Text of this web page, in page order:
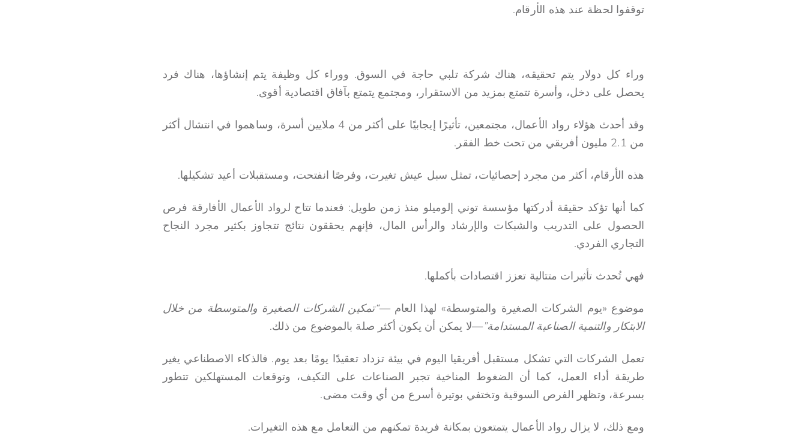
توقفوا لحظة عند هذه الأرقام.
وراء كل دولار يتم تحقيقه، هناك شركة تلبي حاجة في السوق. ووراء كل وظيفة يتم إنشاؤها، هناك فرد
يحصل على دخل، وأسرة تتمتع بمزيد من الاستقرار، ومجتمع يتمتع بآفاق اقتصادية أقوى.
وقد أحدث هؤلاء رواد الأعمال، مجتمعين، تأثيرًا إيجابيًا على أكثر من 4 ملايين أسرة، وساهموا في انتشال أكثر
من 2.1 مليون أفريقي من تحت خط الفقر.
هذه الأرقام، أكثر من مجرد إحصائيات، تمثل سبل عيش تغيرت، وفرصًا انفتحت، ومستقبلات أعيد تشكيلها.
كما أنها تؤكد حقيقة أدركتها مؤسسة توني إلوميلو منذ زمن طويل: فعندما تتاح لرواد الأعمال الأفارقة فرص
الحصول على التدريب والشبكات والإرشاد والرأس المال، فإنهم يحققون نتائج تتجاوز بكثير مجرد النجاح
التجاري الفردي.
فهي تُحدث تأثيرات متتالية تعزز اقتصادات بأكملها.
موضوع «يوم الشركات الصغيرة والمتوسطة» لهذا العام —“تمكين الشركات الصغيرة والمتوسطة من خلال
الابتكار والتنمية الصناعية المستدامة”—لا يمكن أن يكون أكثر صلة بالموضوع من ذلك.
تعمل الشركات التي تشكل مستقبل أفريقيا اليوم في بيئة تزداد تعقيدًا يومًا بعد يوم. فالذكاء الاصطناعي يغير
طريقة أداء العمل، كما أن الضغوط المناخية تجبر الصناعات على التكيف، وتوقعات المستهلكين تتطور
بسرعة، وتظهر الفرص السوقية وتختفي بوتيرة أسرع من أي وقت مضى.
ومع ذلك، لا يزال رواد الأعمال يتمتعون بمكانة فريدة تمكنهم من التعامل مع هذه التغيرات.